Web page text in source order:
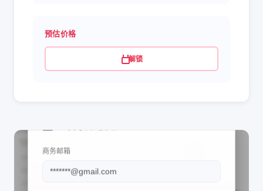
预估价格
解锁
商务邮箱